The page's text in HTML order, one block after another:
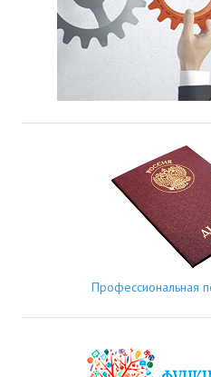
Профессиональная